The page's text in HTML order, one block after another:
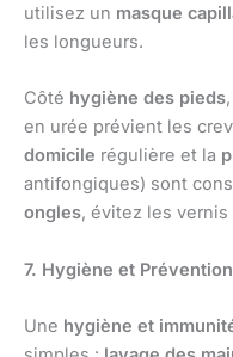
utilisez un masque
les longueurs.
Côté hygiène des pieds
en urée prévient les
domicile régulière et la
antifongiques) sont
ongles, évitez les
7. Hygiène et
Une hygiène et